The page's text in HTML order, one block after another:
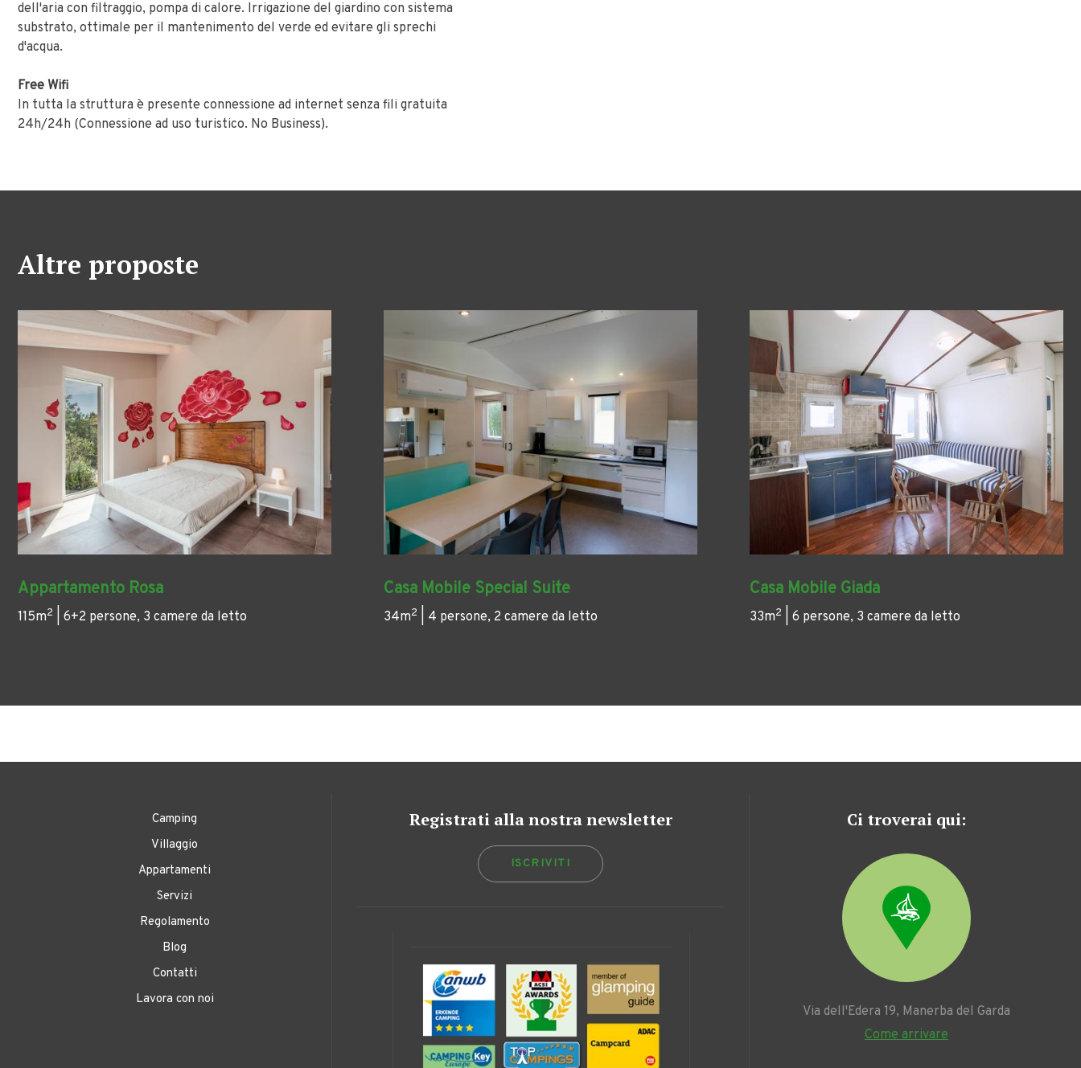
dell'aria con filtraggio, pompa di calore. Irrigazione del giardino con sistema
substrato, ottimale per il mantenimento del verde ed evitare gli sprechi
d'acqua.
Free Wifi
In tutta la struttura è presente connessione ad internet senza fili gratuita
24h/24h (Connessione ad uso turistico. No Business).
Altre proposte
Appartamento Rosa
115m2 | 6+2 persone, 3 camere da letto
Casa Mobile Special Suite
34m2 | 4 persone, 2 camere da letto
Casa Mobile Giada
33m2 | 6 persone, 3 camere da letto
Camping
Villaggio
Appartamenti
Servizi
Regolamento
Blog
Contatti
Lavora con noi
Registrati alla nostra newsletter
ISCRIVITI
Ci troverai qui:
Via dell'Edera 19, Manerba del Garda
Come arrivare